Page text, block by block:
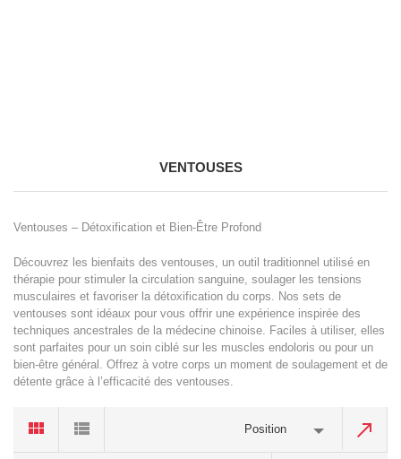
VENTOUSES
Ventouses – Détoxification et Bien-Être Profond
Découvrez les bienfaits des ventouses, un outil traditionnel utilisé en
thérapie pour stimuler la circulation sanguine, soulager les tensions
musculaires et favoriser la détoxification du corps. Nos sets de
ventouses sont idéaux pour vous offrir une expérience inspirée des
techniques ancestrales de la médecine chinoise. Faciles à utiliser, elles
sont parfaites pour un soin ciblé sur les muscles endoloris ou pour un
bien-être général. Offrez à votre corps un moment de soulagement et de
détente grâce à l’efficacité des ventouses.
Position